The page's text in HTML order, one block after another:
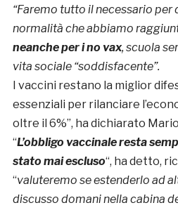
“Faremo tutto il necessario
normalità che abbiamo
neanche per i no vax, scuola
vita sociale “soddisfacente”.
I vaccini restano la miglior
essenziali per rilanciare
oltre il 6%”, ha dichiarato
“L’obbligo vaccinale resta
stato mai escluso“, ha detto,
“valuteremo se estenderlo ad
discusso domani nella cabina